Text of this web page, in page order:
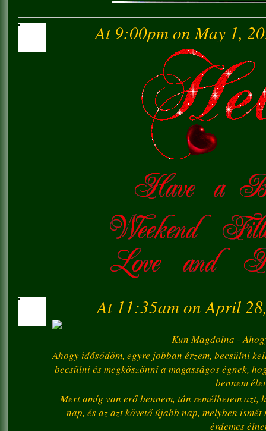
At 9:00pm on May 1,
At 11:35am on April
Kun Magdolna -
Ahogy idősödöm, egyre jobban érzem, becsülni
becsülni és megköszönni a magasságos égnek,
bennem
Mert amíg van erő bennem, tán remélhetem azt,
nap, és az azt követő újabb nap, melyben
érdemes